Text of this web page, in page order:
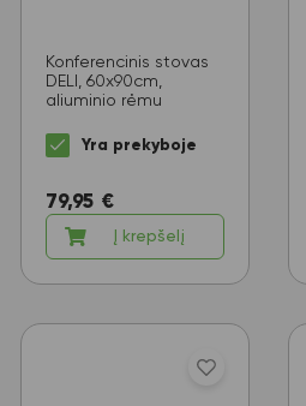
Konferencinis stovas
DELI, 60x90cm,
aliuminio rėmu
Yra prekyboje
79,95 €
Į krepšelį